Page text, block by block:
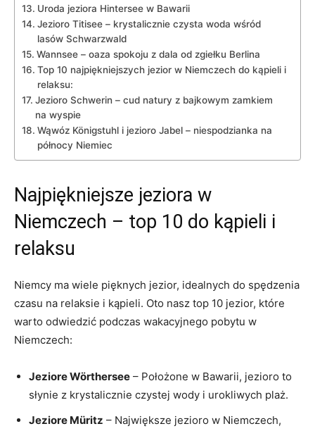
Uroda jeziora​ Hintersee w Bawarii
Jezioro Titisee – krystalicznie czysta woda wśród
lasów Schwarzwald
Wannsee –‍ oaza spokoju z dala od zgiełku Berlina
Top⁣ 10 najpiękniejszych jezior w Niemczech do kąpieli i
relaksu:
Jezioro⁣ Schwerin – cud natury z bajkowym zamkiem
na wyspie
Wąwóz Königstuhl i jezioro Jabel – niespodzianka na
północy Niemiec
Najpiękniejsze jeziora w
Niemczech – top ​10 do kąpieli i
relaksu
Niemcy ⁣ma‌ wiele pięknych jezior, idealnych do spędzenia
czasu na relaksie i‍ kąpieli. Oto nasz top ‍10 jezior, które
warto odwiedzić ⁣podczas wakacyjnego⁣ pobytu w
Niemczech:
Jeziore Wörthersee – Położone w Bawarii, jezioro to
słynie z krystalicznie czystej wody⁣ i urokliwych ⁢plaż.
Jeziore Müritz – Największe jezioro w Niemczech,